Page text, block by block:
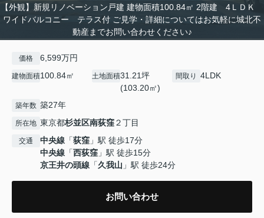
【外観】新規リノベーション戸建 建物面積100.84㎡ 2階建 4ＬＤＫ
ワイドバルコニー テラス付 ご見学・詳細についてはお気軽に城北不
動産までお問い合わせください♪
価格 6,599万円
建物面積100.84㎡ 土地面積31.21坪
(103.20㎡)
間取り 4LDK
築年数 築27年
所在地 東京都杉並区南荻窪２丁目
交通 中央線 「荻窪 」駅 徒歩17分
中央線 「西荻窪 」駅 徒歩15分
京王井の頭線 「久我山 」駅 徒歩24分
お問い合わせ